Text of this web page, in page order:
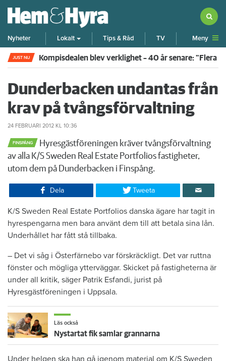
Nyheter Lokalt Tips & Råd TV Meny
JUST NU Kompisdealen blev verklighet – 40 år senare: "Flera
Dunderbacken undantas från
krav på tvångsförvaltning
24 FEBRUARI 2012 KL 10:36
FINSPÅNG
Hyresgästföreningen kräver tvångsförvaltning
av alla K/S Sweden Real Estate Portfolios fastigheter,
utom dem på Dunderbacken i Finspång.
Dela Tweeta
K/S Sweden Real Estate Portfolios danska ägare har tagit in
hyrespengarna men bara använt dem till att betala sina lån.
Underhållet har fått stå tillbaka.
– Det vi såg i Österfärnebo var förskräckligt. Det var ruttna
fönster och mögliga ytterväggar. Skicket på fastigheterna är
under all kritik, säger Patrik Esfandi, jurist på
Hyresgästföreningen i Uppsala.
Läs också
Nystartat fik samlar grannarna
Under helgen ska han gå igenom material om K/S Sweden